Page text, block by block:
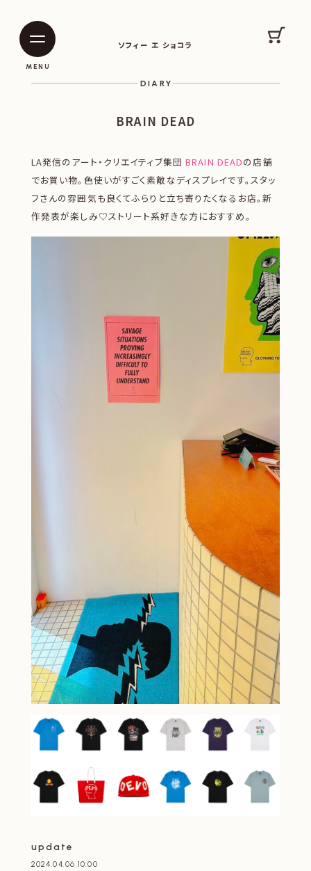
ソフィー エ ショコラ
MENU
カー
DIARY
BRAIN DEAD
LA発信のアート・クリエイティブ集団BRAIN DEADの店舗
でお買い物。色使いがすごく素敵なディスプレイです。スタッ
フさんの雰囲気も良くてふらりと立ち寄りたくなるお店。新
作発表が楽しみ♡ストリート系好きな方におすすめ。
update
2024.04.06 10:00